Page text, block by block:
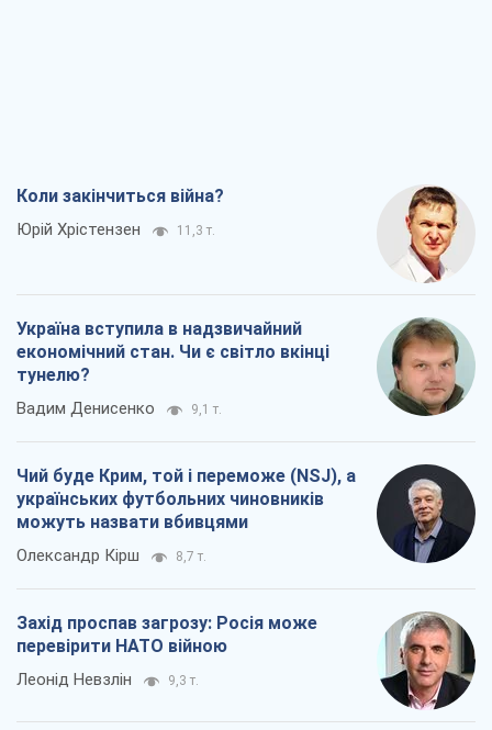
Коли закінчиться війна?
Юрій Хрістензен 11,3 т.
Україна вступила в надзвичайний
економічний стан. Чи є світло вкінці
тунелю?
Вадим Денисенко 9,1 т.
Чий буде Крим, той і переможе (NSJ), а
українських футбольних чиновників
можуть назвати вбивцями
Олександр Кірш 8,7 т.
Захід проспав загрозу: Росія може
перевірити НАТО війною
Леонід Невзлін 9,3 т.